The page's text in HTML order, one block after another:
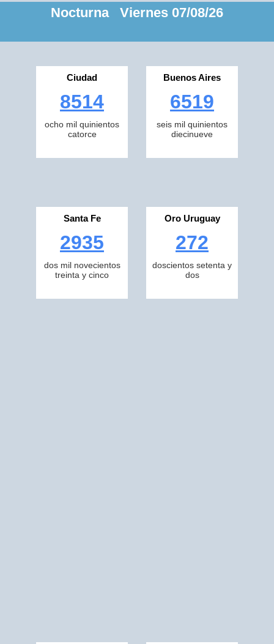
Nocturna Viernes 07/08/26
Ciudad
8514
ocho mil quinientos
catorce
Buenos Aires
6519
seis mil quinientos
diecinueve
Santa Fe
2935
dos mil novecientos
treinta y cinco
Oro Uruguay
272
doscientos setenta y
dos